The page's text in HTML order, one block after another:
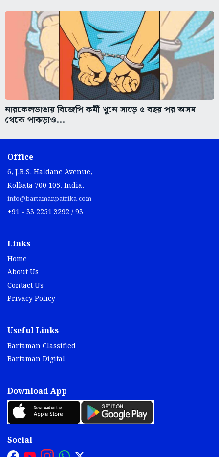
নারকেলডাঙায় বিজেপি কর্মী খুনে সাড়ে ৫ বছর পর অসম
থেকে পাকড়াও...
Office
6, J.B.S. Haldane Avenue,
Kolkata 700 105, India.
info@bartamanpatrika.com
+91 - 33 2251 3292 / 93
Links
Home
About Us
Contact Us
Privacy Policy
Useful Links
Bartaman Classified
Bartaman Digital
Download App
Social